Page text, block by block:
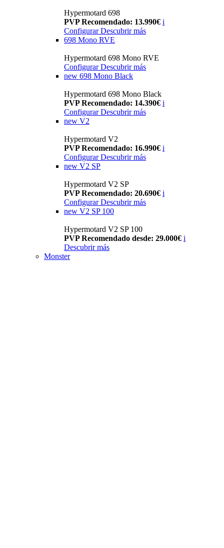
Hypermotard 698
PVP Recomendado: 13.990€ i
ConfigurarDescubrir más
698 Mono RVE
Hypermotard 698 Mono RVE
Configurar Descubrir más
new 698 Mono Black
Hypermotard 698 Mono Black
PVP Recomendado: 14.390€ i
Configurar Descubrir más
new V2
Hypermotard V2
PVP Recomendado: 16.990€ i
Configurar Descubrir más
new V2 SP
Hypermotard V2 SP
PVP Recomendado: 20.690€ i
Configurar Descubrir más
new V2 SP 100
Hypermotard V2 SP 100
PVP Recomendado desde: 29.000€ i
Descubrir más
Monster